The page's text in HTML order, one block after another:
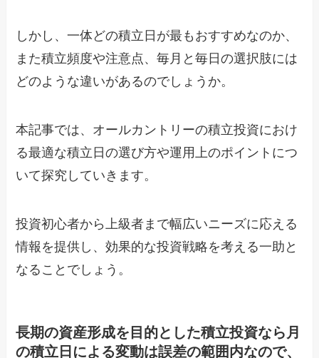
しかし、一体どの積立日が最もおすすめなのか、
また積立頻度や注意点、毎月と毎日の選択肢には
どのような違いがあるのでしょうか。
本記事では、オールカントリーの積立投資におけ
る最適な積立日の選び方や運用上のポイントにつ
いて探究していきます。
投資初心者から上級者まで幅広いニーズに応える
情報を提供し、効果的な投資戦略を考える一助と
なることでしょう。
長期の資産形成を目的とした積立投資なら月
の積立日による変動は誤差の範囲内なので、